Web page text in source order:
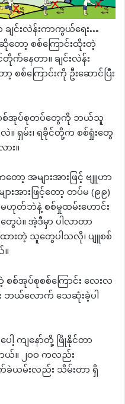
ျင်းလဲန်းကာကွယ်ရေး…
ော့ စစ်ကြောင်းထိုးတဲ့
က်နေတာ။ ချင်းလဲန်း
စစ်ကြောင်းကို ဦးဆောင်ပြီး
စစ်အုပ်စုတပ်တွေကို ဘယ်သူ
မ်း၊ ရခိုင်တို့က စစ်ရှုံးတွေ
း။
ာ့ အများအားဖြင့် ဗျူဟာ
အားဖြင့်တော့ တပ်မ (၉၉)
မဟုတ်ဘဲနဲ့ စစ်မှုထမ်းဟောင်း
။ အဲ့ဒီမှာ ပါလာတာ
ားတဲ့ သူတွေပါသလို၊ ပျူစစ်
စစ်အုပ်စုစစ်ကြောင်း လေးလ
ဘယ်လောက် သေဆုံးခဲ့ပါ
ါ့ ကျနော်တို့ ဖြိုနိုင်တာ
ယ်။ ၂၀၀ ကလည်း
ခဲယမ်းလည်း သိမ်းတာ ရှိ